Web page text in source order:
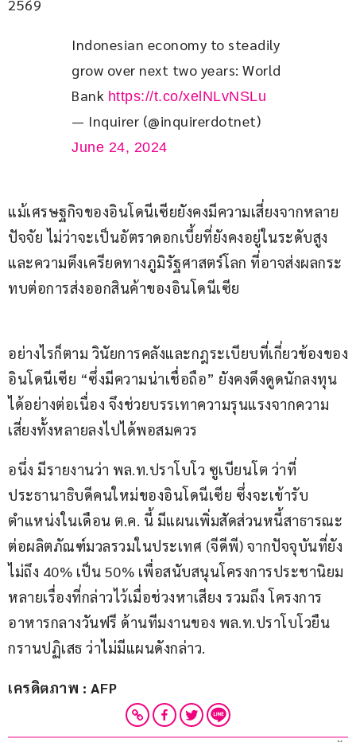
2569
Indonesian economy to steadily
grow over next two years: World
Bank https://t.co/xelNLvNSLu
— Inquirer (@inquirerdotnet)
June 24, 2024
แม้เศรษฐกิจของอินโดนีเซียยังคงมีความเสี่ยงจากหลาย
ปัจจัย ไม่ว่าจะเป็นอัตราดอกเบี้ยที่ยังคงอยู่ในระดับสูง
และความตึงเครียดทางภูมิรัฐศาสตร์โลก ที่อาจส่งผลกระ
ทบต่อการส่งออกสินค้าของอินโดนีเซีย
อย่างไรก็ตาม วินัยการคลังและกฎระเบียบที่เกี่ยวข้องของ
อินโดนีเซีย “ซึ่งมีความน่าเชื่อถือ” ยังคงดึงดูดนักลงทุน
ได้อย่างต่อเนื่อง จึงช่วยบรรเทาความรุนแรงจากความ
เสี่ยงทั้งหลายลงไปได้พอสมควร
อนึ่ง มีรายงานว่า พล.ท.ปราโบโว ซูเบียนโต ว่าที่
ประธานาธิบดีคนใหม่ของอินโดนีเซีย ซึ่งจะเข้ารับ
ตำแหน่งในเดือน ต.ค. นี้ มีแผนเพิ่มสัดส่วนหนี้สาธารณะ
ต่อผลิตภัณฑ์มวลรวมในประเทศ (จีดีพี) จากปัจจุบันที่ยัง
ไม่ถึง 40% เป็น 50% เพื่อสนับสนุนโครงการประชานิยม
หลายเรื่องที่กล่าวไว้เมื่อช่วงหาเสียง รวมถึง โครงการ
อาหารกลางวันฟรี ด้านทีมงานของ พล.ท.ปราโบโวยืน
กรานปฏิเสธ ว่าไม่มีแผนดังกล่าว.
เครดิตภาพ : AFP